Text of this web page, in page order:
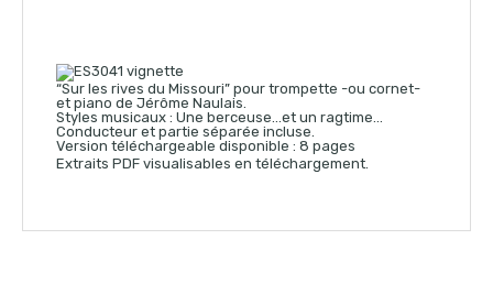
“Sur les rives du Missouri” pour trompette -ou cornet-
et piano de Jérôme Naulais.
Styles musicaux : Une berceuse…et un ragtime…
Conducteur et partie séparée incluse.
Version téléchargeable disponible : 8 pages
Extraits PDF visualisables en téléchargement.